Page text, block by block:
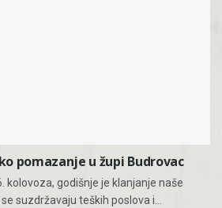
pomazanje u župi Budrovac
kolovoza, godišnje je klanjanje naše
suzdržavaju teških poslova i...